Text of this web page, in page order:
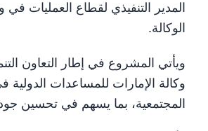
المدير التنفيذي لقطاع العمليات
الوكالة.
ويأتي المشروع في إطار التعاون
وكالة الإمارات للمساعدات الدولية
المجتمعية، بما يسهم في تحسين